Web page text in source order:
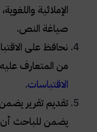
الإملائية
صياغة النص.
نحافظ على
من المتعارف
الاقتباسات.
تقديم تقرير
يضمن للباحث أن